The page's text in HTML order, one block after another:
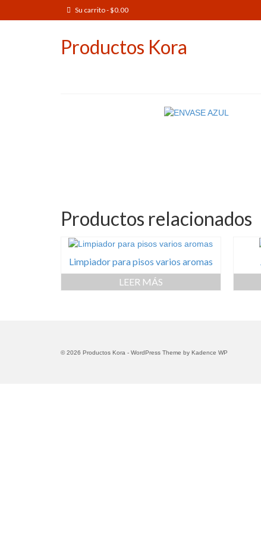
Su carrito-$0.00
Productos Kora
Productos relacionados
Limpiador para pisos varios aromas
LEER MÁS
© 2026 Productos Kora - WordPress Theme by Kadence WP